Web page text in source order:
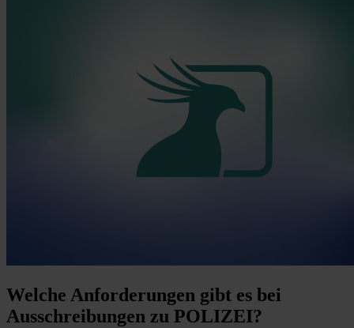
Welche Anforderungen gibt es bei
Ausschreibungen zu POLIZEI?